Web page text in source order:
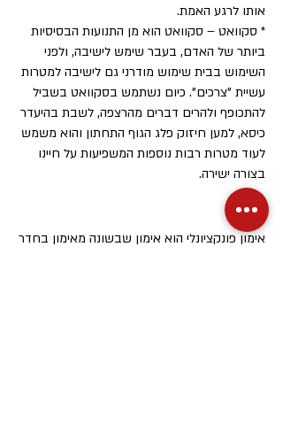
אותו לרגע האמת.
* סקוואט – סקוואט הוא מן התנועות הבסיסיות
ביותר של האדם, בעבר שימש לישיבה, ולפני
השימוש בבית שימוש מודרני גם לישיבה למטרות
עשיית "צרכים". כיום נשתמש בסקוואט בשביל
להתכופף ולהרים דברים מהרצפה, לשבת בהיעדר
כיסא, למען חיזוק פלג הגוף התחתון והוא משמש
לעוד מטרות רבות נוספות המשפיעות על חיינו
בצורה ישירה.
לסיכום
אימון פונקציונלי הוא אימון שבשונה מאימון בחדר